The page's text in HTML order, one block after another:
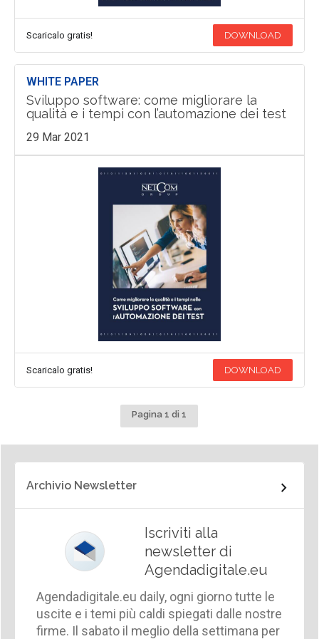
Scaricalo gratis! DOWNLOAD
WHITE PAPER
Sviluppo software: come migliorare la
qualità e i tempi con l’automazione dei test
29 Mar 2021
Scaricalo gratis! DOWNLOAD
Pagina 1 di 1
Archivio Newsletter
Iscriviti alla
newsletter di
Agendadigitale.eu
Agendadigitale.eu daily, ogni giorno tutte le
uscite e i temi più caldi spiegati dalle nostre
firme. Il sabato il meglio della settimana per